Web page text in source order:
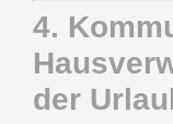
4.
der